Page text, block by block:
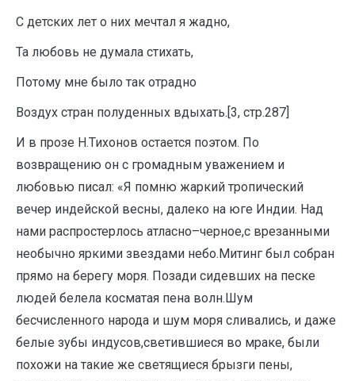
С детских лет о них мечтал я жадно,
Та любовь не думала стихать,
Потому мне было так отрадно
Воздух стран полуденных вдыхать.[3, стр.287]
И в прозе Н.Тихонов остается поэтом. По
возвращению он с громадным уважением и
любовью писал: «Я помню жаркий тропический
вечер индейской весны, далеко на юге Индии. Над
нами распростерлось атласно–черное,с врезанными
необычно яркими звездами небо.Митинг был собран
прямо на берегу моря. Позади сидевших на песке
людей белела косматая пена волн.Шум
бесчисленного народа и шум моря сливались, и даже
белые зубы индусов,светившиеся во мраке, были
похожи на такие же светящиеся брызги пены,